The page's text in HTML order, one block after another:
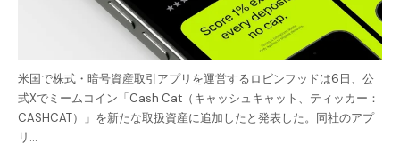
米国で株式・暗号資産取引アプリを運営するロビンフッドは6日、公
式Xでミームコイン「Cash Cat（キャッシュキャット、ティッカー：
CASHCAT）」を新たな取扱資産に追加したと発表した。同社のアプ
リ…